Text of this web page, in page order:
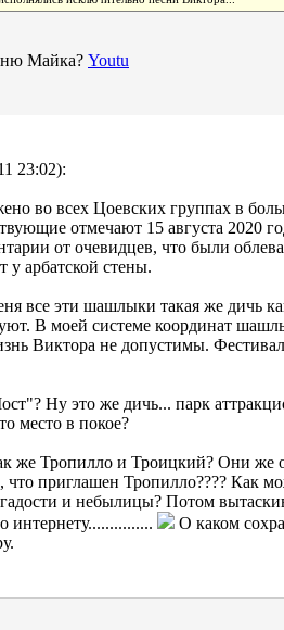
Майка? Youtu
23:02):
во всех Цоевских группах в
отмечают 15 августа 2020
от очевидцев, что были
у арбатской стены.
все эти шашлыки такая же дичь
В моей системе координат
Виктора не допустимы.
Ну это же дичь... парк
место в покое?
же Тропилло и Троицкий? Они же
приглашен Тропилло???? Как
и небылицы? Потом
интернету...............
О каком